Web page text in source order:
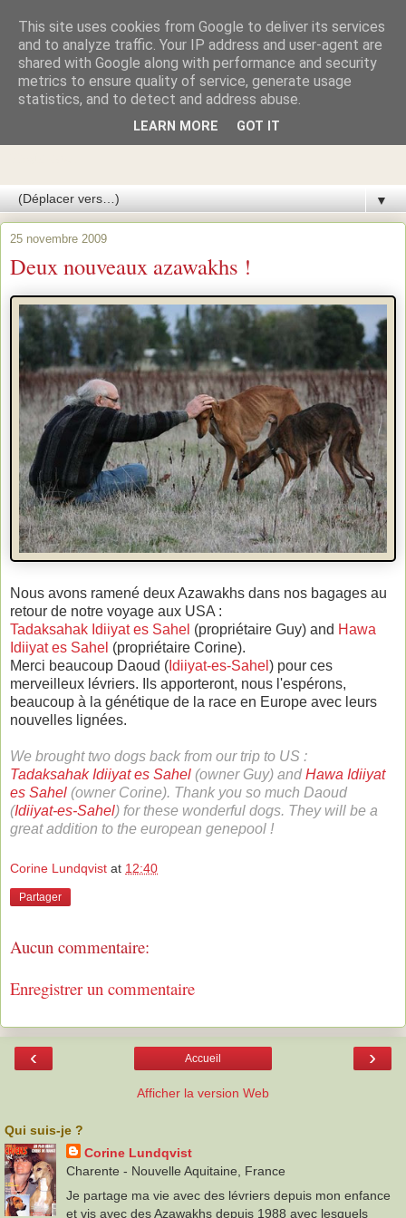
Azawakhs & Taïgans de
GARDE-ÉPÉE
▼
25 novembre 2009
Deux nouveaux azawakhs !
Nous avons ramené deux Azawakhs dans nos bagages au
retour de notre voyage aux USA :
Tadaksahak Idiiyat es Sahel (propriétaire Guy) and Hawa
Idiiyat es Sahel (propriétaire Corine).
Merci beaucoup Daoud ( Idiiyat-es-Sahel ) pour ces
merveilleux lévriers. Ils apporteront, nous l'espérons,
beaucoup à la génétique de la race en Europe avec leurs
nouvelles lignées.
We brought two dogs back from our trip to US :
Tadaksahak Idiiyat es Sahel (owner Guy) andHawa Idiiyat
es Sahel (owner Corine). Thank you so much Daoud
(Idiiyat-es-Sahel) for these wonderful dogs. They will be a
great addition to the european genepool !
Corine Lundqvist at 12:40
Partager
Aucun commentaire:
Enregistrer un commentaire
‹ ›
Accueil
Afficher la version Web
Qui suis-je ?
Corine Lundqvist
Charente - Nouvelle Aquitaine, France
Je partage ma vie avec des lévriers depuis mon enfance
et vis avec des Azawakhs depuis 1988 avec lesquels
This site uses cookies from Google to deliver its services
and to analyze traffic. Your IP address and user-agent are
shared with Google along with performance and security
metrics to ensure quality of service, generate usage
statistics, and to detect and address abuse.
LEARN MORE GOT IT